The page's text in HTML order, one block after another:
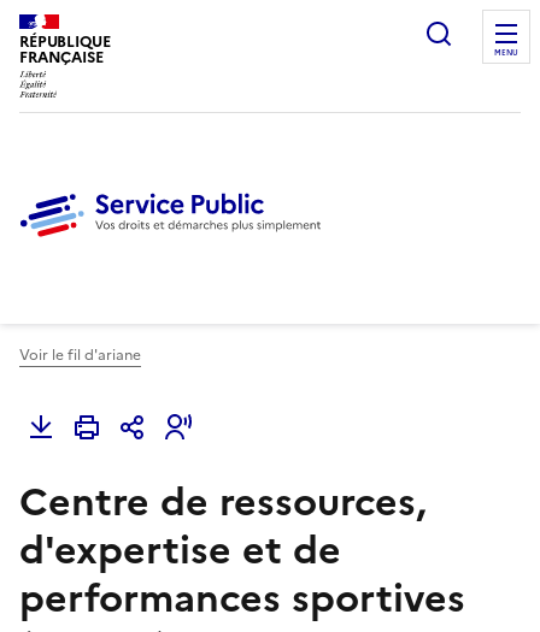
RÉPUBLIQUE
FRANÇAISE
Ouvrir
MENU
Voir le fil d'ariane
Centre de ressources,
d'expertise et de
performances sportives